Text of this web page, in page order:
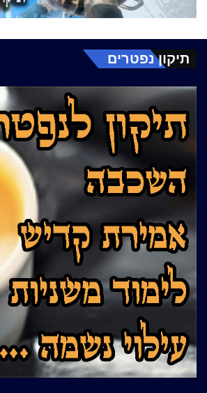
תיקון נפטרים